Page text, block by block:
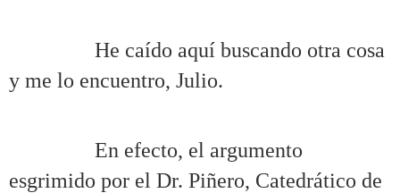
He caído aquí buscando otra cosa
y me lo encuentro, Julio.
En efecto, el argumento
esgrimido por el Dr. Piñero, Catedrático de